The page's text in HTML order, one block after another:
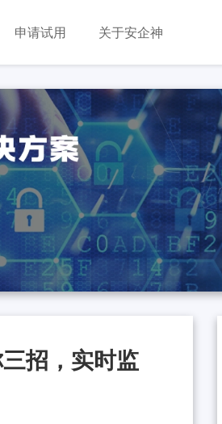
申请试用 关于安企神
招，实时监